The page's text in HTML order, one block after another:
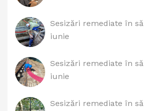
Sesizări remediate în
iunie
Sesizări remediate în
iunie
Sesizări remediate în